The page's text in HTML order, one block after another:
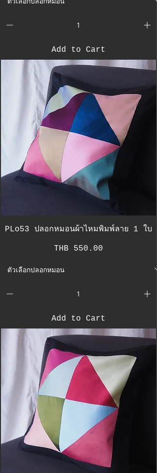
Add to Cart
PLo53 ปลอกหมอนผ้าไหมพิมพ์ลาย 1 ใบ
Price
THB 550.00
Add to Cart